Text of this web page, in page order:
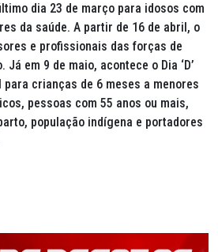
dia 23 de março para idosos com
da saúde. A partir de 16 de abril, o
e profissionais das forças de
em 9 de maio, acontece o Dia ‘D’
crianças de 6 meses a menores
pessoas com 55 anos ou mais,
população indígena e portadores